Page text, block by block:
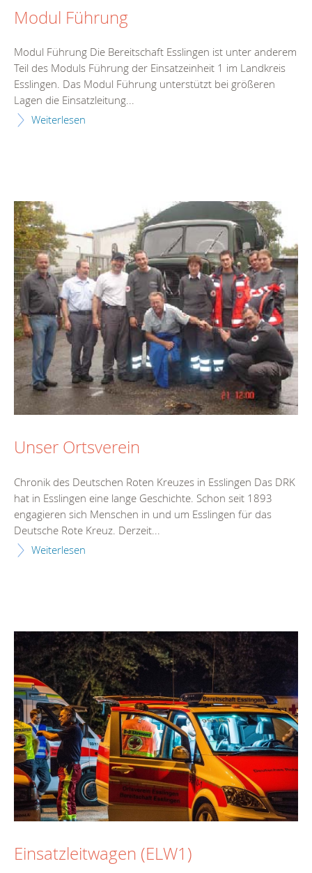
Modul Führung
Modul Führung Die Bereitschaft Esslingen ist unter anderem
Teil des Moduls Führung der Einsatzeinheit 1 im Landkreis
Esslingen. Das Modul Führung unterstützt bei größeren
Lagen die Einsatzleitung...
Weiterlesen
Unser Ortsverein
Chronik des Deutschen Roten Kreuzes in Esslingen Das DRK
hat in Esslingen eine lange Geschichte. Schon seit 1893
engagieren sich Menschen in und um Esslingen für das
Deutsche Rote Kreuz. Derzeit...
Weiterlesen
Einsatzleitwagen (ELW1)